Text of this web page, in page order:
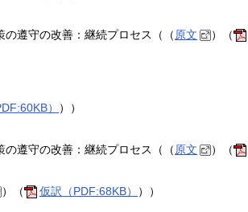
遵守の改善：継続プロセス（（ 原文 ）（
） ））
遵守の改善：継続プロセス（（ 原文 ）（
）（ 仮訳（PDF:68KB） ））